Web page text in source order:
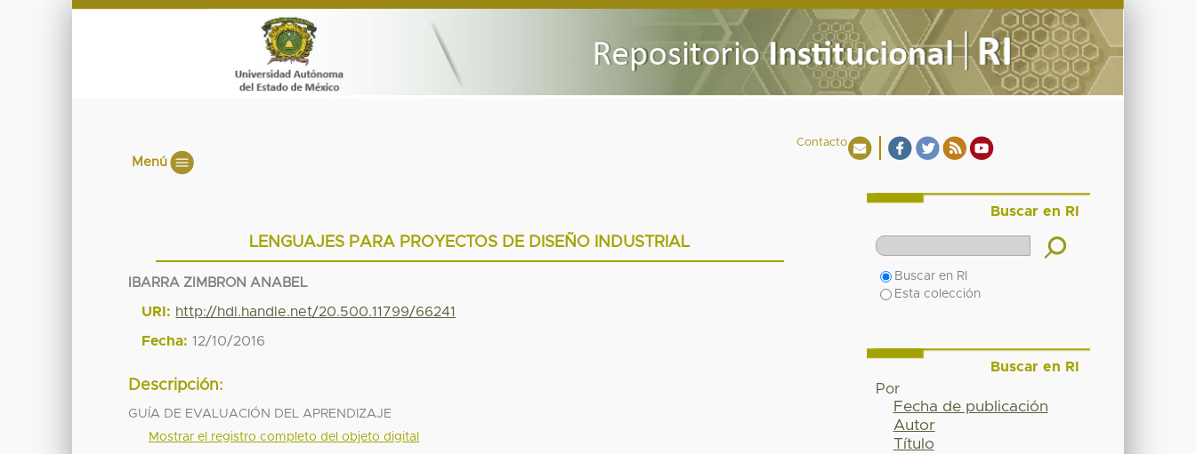
Contacto
Menú
LENGUAJES PARA PROYECTOS DE DISEÑO INDUSTRIAL
IBARRA ZIMBRON ANABEL
URI: http://hdl.handle.net/20.500.11799/66241
Fecha: 12/10/2016
Descripción:
GUÍA DE EVALUACIÓN DEL APRENDIZAJE
Mostrar el registro completo del objeto digital
Buscar en RI
Buscar en RI
Esta colección
Buscar en RI
Por
Fecha de publicación
Autor
Título